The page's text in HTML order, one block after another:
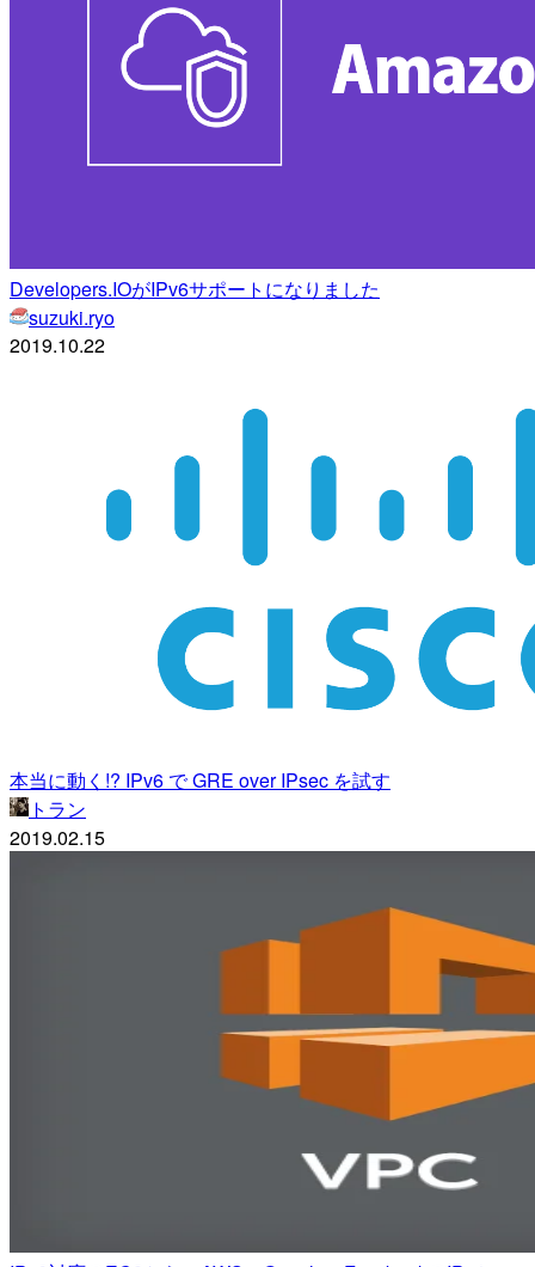
Developers.IOがIPv6サポートになりました
suzuki.ryo
2019.10.22
本当に動く!? IPv6 で GRE over IPsec を試す
トラン
2019.02.15